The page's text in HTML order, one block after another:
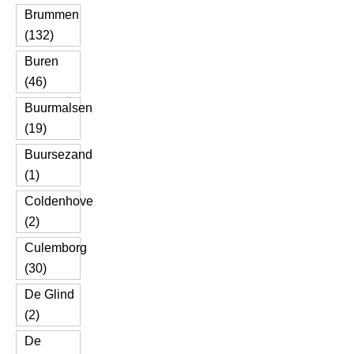
Brummen
(132)
Buren
(46)
Buurmalsen
(19)
Buursezand
(1)
Coldenhove
(2)
Culemborg
(30)
De Glind
(2)
De